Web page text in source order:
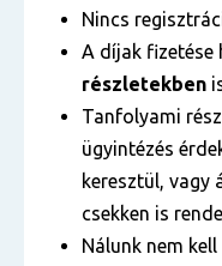
Nincs
A díjak fizetése
részletekben
Tanfolyami
ügyintézés
keresztül, vagy
csekken is
Nálunk nem